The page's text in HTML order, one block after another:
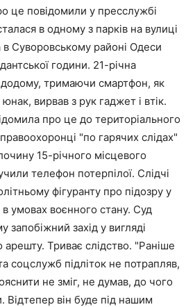
це повідомили у пресслужбі
в одному з парків на вулиці
Суворовському районі Одеси
години. 21-річна
додому, тримаючи смартфон, як
вирвав з рук гаджет і втік.
про це до територіального
правоохоронці "по гарячих слідах"
15-річного місцевого
телефон потерпілої. Слідчі
фігуранту про підозру у
умовах воєнного стану. Суд
запобіжний захід у вигляді
Триває слідство. "Раніше
соцслужб підліток не потрапляв,
не зміг, не думав, до чого
Відтепер він буде під нашим